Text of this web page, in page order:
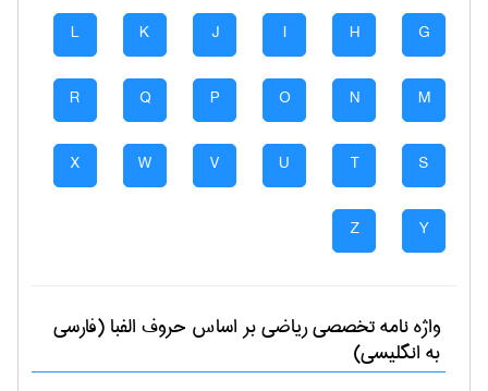
G
H
I
J
K
L
M
N
O
P
Q
R
S
T
U
V
W
X
Y
Z
واژه نامه تخصصیرياضیبر اساس حروف الفبا (فارسی
به انگلیسی)